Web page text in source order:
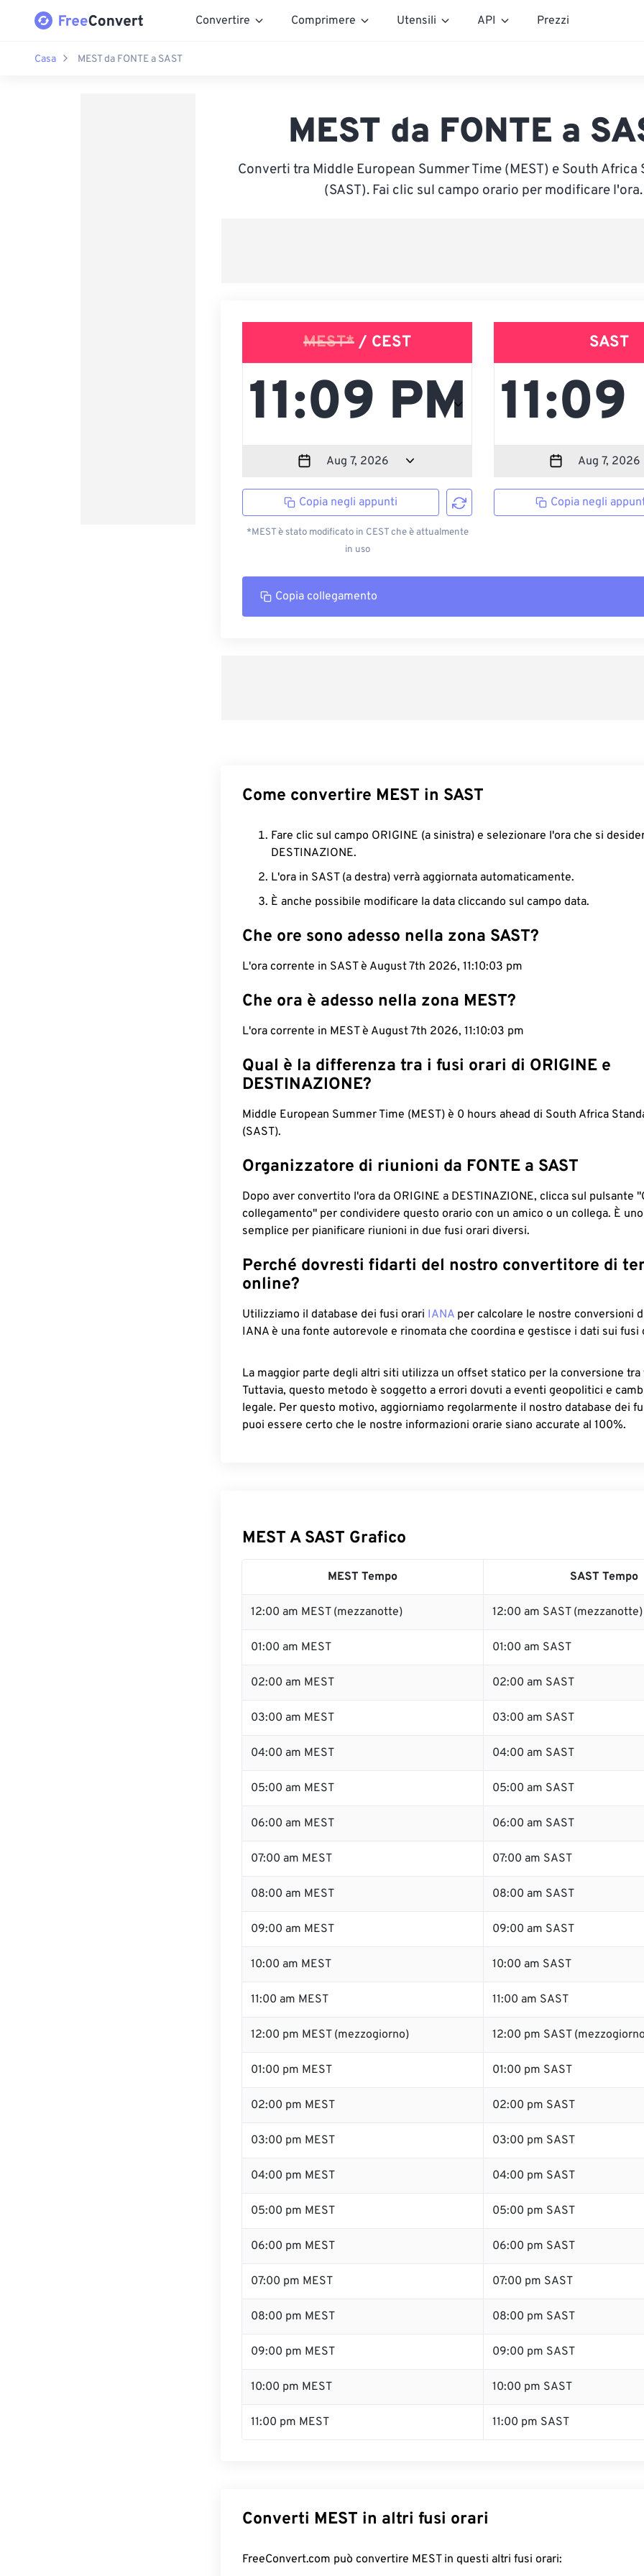
Convertire Comprimere Utensili API Prezzi
Casa MEST da FONTE a SAST
MEST da FONTE a
Converti tra Middle European Summer Time (MEST) e South Africa
(SAST). Fai clic sul campo orario per modificare l'ora.
MEST* / CEST
Copia negli appunti
*MEST è stato modificato in CEST che è attualmente
in uso
SAST
Copia negli
Copia collegamento
Come convertire MEST in SAST
Fare clic sul campo ORIGINE (a sinistra) e selezionare l'ora che si
DESTINAZIONE.
L'ora in SAST (a destra) verrà aggiornata automaticamente.
È anche possibile modificare la data cliccando sul campo data.
Che ore sono adesso nella zona SAST?
L'ora corrente in SAST è August 7th 2026, 11:10:03 pm
Che ora è adesso nella zona MEST?
L'ora corrente in MEST è August 7th 2026, 11:10:03 pm
Qual è la differenza tra i fusi orari di ORIGINE e
DESTINAZIONE?
Middle European Summer Time (MEST) è 0 hours ahead di South Africa
(SAST).
Organizzatore di riunioni da FONTE a SAST
Dopo aver convertito l'ora da ORIGINE a DESTINAZIONE, clicca sul pulsante
collegamento" per condividere questo orario con un amico o un collega. È
semplice per pianificare riunioni in due fusi orari diversi.
Perché dovresti fidarti del nostro convertitore di
online?
Utilizziamo il database dei fusi orari IANA per calcolare le nostre conversioni
IANA è una fonte autorevole e rinomata che coordina e gestisce i dati sui fusi
La maggior parte degli altri siti utilizza un offset statico per la conversione tra
Tuttavia, questo metodo è soggetto a errori dovuti a eventi geopolitici e
legale. Per questo motivo, aggiorniamo regolarmente il nostro database dei
puoi essere certo che le nostre informazioni orarie siano accurate al 100%.
MEST A SAST Grafico
MEST Tempo SAST Tempo
12:00 am MEST (mezzanotte) 12:00 am SAST (mezzanotte)
01:00 am MEST 01:00 am SAST
02:00 am MEST 02:00 am SAST
03:00 am MEST 03:00 am SAST
04:00 am MEST 04:00 am SAST
05:00 am MEST 05:00 am SAST
06:00 am MEST 06:00 am SAST
07:00 am MEST 07:00 am SAST
08:00 am MEST 08:00 am SAST
09:00 am MEST 09:00 am SAST
10:00 am MEST 10:00 am SAST
11:00 am MEST 11:00 am SAST
12:00 pm MEST (mezzogiorno) 12:00 pm SAST
01:00 pm MEST 01:00 pm SAST
02:00 pm MEST 02:00 pm SAST
03:00 pm MEST 03:00 pm SAST
04:00 pm MEST 04:00 pm SAST
05:00 pm MEST 05:00 pm SAST
06:00 pm MEST 06:00 pm SAST
07:00 pm MEST 07:00 pm SAST
08:00 pm MEST 08:00 pm SAST
09:00 pm MEST 09:00 pm SAST
10:00 pm MEST 10:00 pm SAST
11:00 pm MEST 11:00 pm SAST
Converti MEST in altri fusi orari
FreeConvert.com può convertire MEST in questi altri fusi orari: